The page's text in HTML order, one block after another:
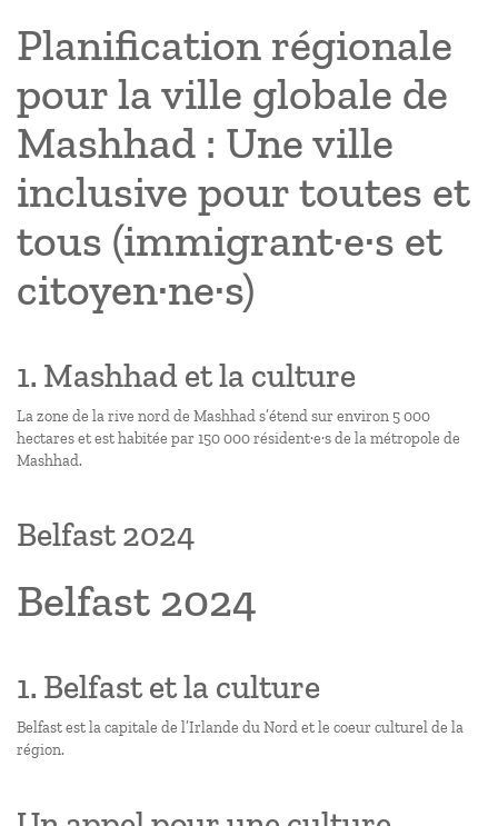
Planification régionale
pour la ville globale de
Mashhad : Une ville
inclusive pour toutes et
tous (immigrant·e·s et
citoyen·ne·s)
1. Mashhad et la culture
La zone de la rive nord de Mashhad s’étend sur environ 5 000
hectares et est habitée par 150 000 résident·e·s de la métropole de
Mashhad.
Belfast 2024
Belfast 2024
1. Belfast et la culture
Belfast est la capitale de l’Irlande du Nord et le coeur culturel de la
région.